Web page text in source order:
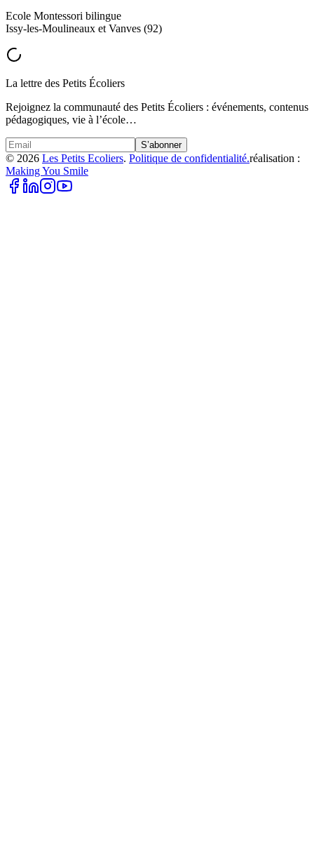
Ecole Montessori bilingue
Issy-les-Moulineaux et Vanves (92)
La lettre des Petits Écoliers
Rejoignez la communauté des Petits Écoliers : événements, contenus
pédagogiques, vie à l’école…
S’abonner
© 2026 Les Petits Ecoliers. Politique de confidentialité.réalisation :
Making You Smile